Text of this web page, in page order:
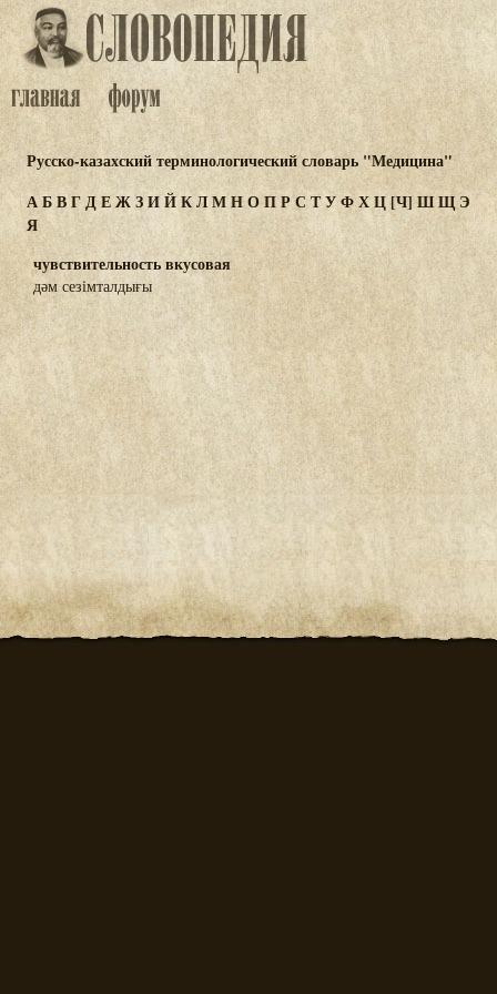
Русско-казахский терминологический словарь "Медицина"
АБВГДЕЖЗИЙКЛМНОПРСТУФХЦ[Ч] ШЩ Э
Я
чувствительность вкусовая
дәм сезімталдығы